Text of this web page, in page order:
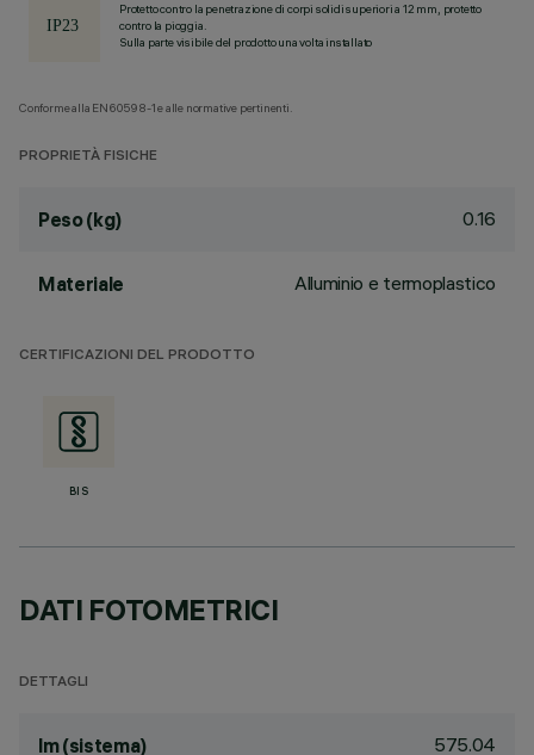
Protetto contro la penetrazione di corpi solidi superiori a 12 mm, protetto
contro la pioggia.
Sulla parte visibile del prodotto una volta installato
Conforme alla EN60598-1 e alle normative pertinenti.
PROPRIETÀ FISICHE
Peso (kg) 0.16
Materiale Alluminio e termoplastico
CERTIFICAZIONI DEL PRODOTTO
BIS
DATI FOTOMETRICI
DETTAGLI
lm (sistema) 575.04